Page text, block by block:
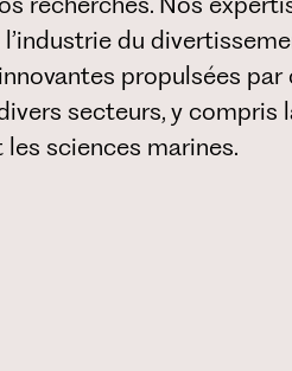
du
propulsées
secteurs, y compris
sciences marines.